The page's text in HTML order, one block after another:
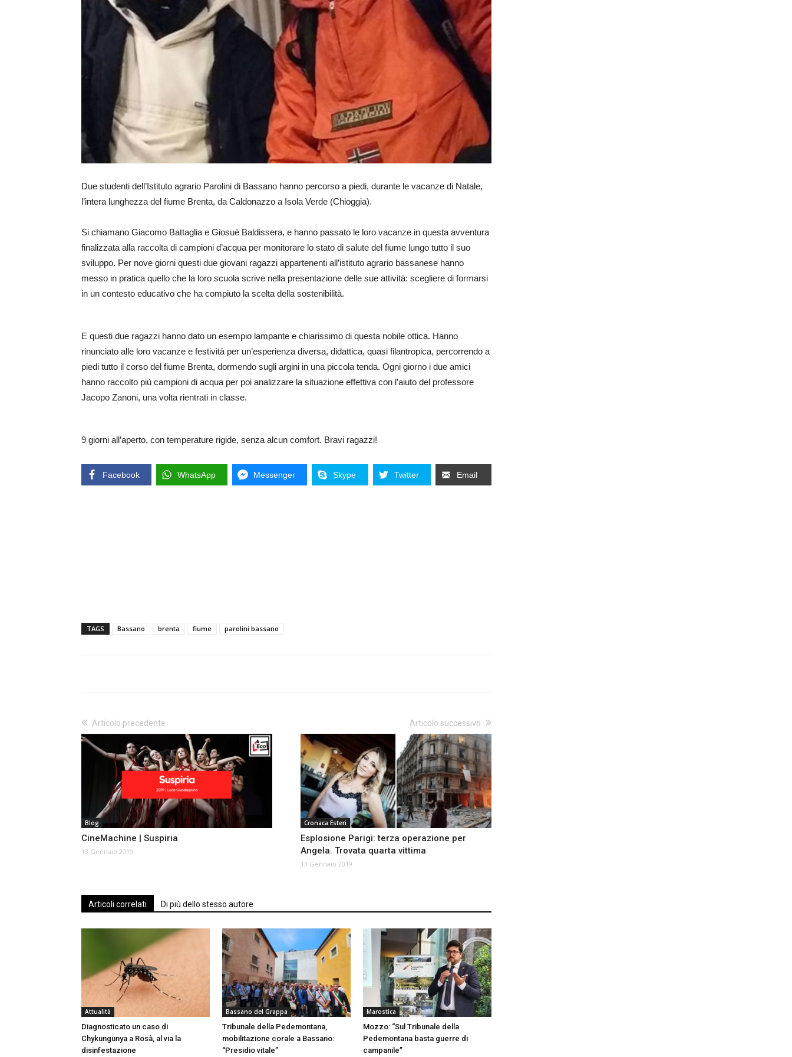
Due studenti dell’Istituto agrario Parolini di Bassano hanno percorso a piedi, durante le vacanze di Natale,
l’intera lunghezza del fiume Brenta, da Caldonazzo a Isola Verde (Chioggia).
Si chiamano Giacomo Battaglia e Giosuè Baldissera, e hanno passato le loro vacanze in questa avventura
finalizzata alla raccolta di campioni d’acqua per monitorare lo stato di salute del fiume lungo tutto il suo
sviluppo. Per nove giorni questi due giovani ragazzi appartenenti all’istituto agrario bassanese hanno
messo in pratica quello che la loro scuola scrive nella presentazione delle sue attività: scegliere di formarsi
in un contesto educativo che ha compiuto la scelta della sostenibilità.
E questi due ragazzi hanno dato un esempio lampante e chiarissimo di questa nobile ottica. Hanno
rinunciato alle loro vacanze e festività per un’esperienza diversa, didattica, quasi filantropica, percorrendo a
piedi tutto il corso del fiume Brenta, dormendo sugli argini in una piccola tenda. Ogni giorno i due amici
hanno raccolto più campioni di acqua per poi analizzare la situazione effettiva con l’aiuto del professore
Jacopo Zanoni, una volta rientrati in classe.
9 giorni all’aperto, con temperature rigide, senza alcun comfort. Bravi ragazzi!
Facebook WhatsApp Messenger Skype Twitter Email
TAGS Bassano brenta fiume parolini bassano
Articolo precedente
Blog
CineMachine | Suspiria
13 Gennaio 2019
Articolo successivo
Cronaca Esteri
Esplosione Parigi: terza operazione per
Angela. Trovata quarta vittima
13 Gennaio 2019
Articoli correlati Di più dello stesso autore
Attualità
Diagnosticato un caso di
Chykungunya a Rosà, al via la
disinfestazione
Bassano del Grappa
Tribunale della Pedemontana,
mobilitazione corale a Bassano:
“Presidio vitale”
Marostica
Mozzo: “Sul Tribunale della
Pedemontana basta guerre di
campanile”